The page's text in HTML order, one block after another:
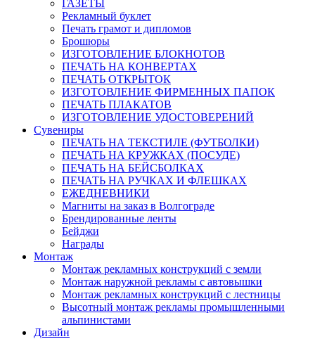
ГАЗЕТЫ
Рекламный буклет
Печать грамот и дипломов
Брошюры
ИЗГОТОВЛЕНИЕ БЛОКНОТОВ
ПЕЧАТЬ НА КОНВЕРТАХ
ПЕЧАТЬ ОТКРЫТОК
ИЗГОТОВЛЕНИЕ ФИРМЕННЫХ ПАПОК
ПЕЧАТЬ ПЛАКАТОВ
ИЗГОТОВЛЕНИЕ УДОСТОВЕРЕНИЙ
Сувениры
ПЕЧАТЬ НА ТЕКСТИЛЕ (ФУТБОЛКИ)
ПЕЧАТЬ НА КРУЖКАХ (ПОСУДЕ)
ПЕЧАТЬ НА БЕЙСБОЛКАХ
ПЕЧАТЬ НА РУЧКАХ И ФЛЕШКАХ
ЕЖЕДНЕВНИКИ
Магниты на заказ в Волгограде
Брендированные ленты
Бейджи
Награды
Монтаж
Монтаж рекламных конструкций с земли
Монтаж наружной рекламы с автовышки
Монтаж рекламных конструкций с лестницы
Высотный монтаж рекламы промышленными
альпинистами
Дизайн